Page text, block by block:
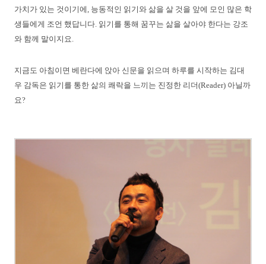
가치가 있는 것이기에, 능동적인 읽기와 삶을 살 것을 앞에 모인 많은 학
생들에게 조언 했답니다. 읽기를 통해 꿈꾸는 삶을 살아야 한다는 강조
와 함께 말이지요.
지금도 아침이면 베란다에 앉아 신문을 읽으며 하루를 시작하는 김대
우 감독은 읽기를 통한 삶의 쾌락을 느끼는 진정한 리더(Reader) 아닐까
요?